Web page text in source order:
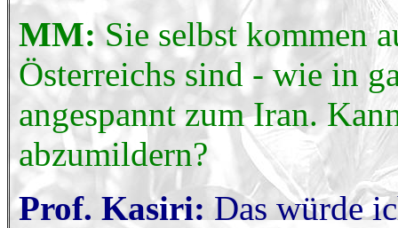
MM:Sie selbst kommen
Österreichs sind - wie in
angespannt zum Iran.
abzumildern?
Prof. Kasiri: Das würde